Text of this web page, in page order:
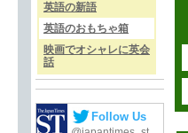
英語の新語
英語のおもちゃ箱
映画でオシャレに英会
話
Follow Us